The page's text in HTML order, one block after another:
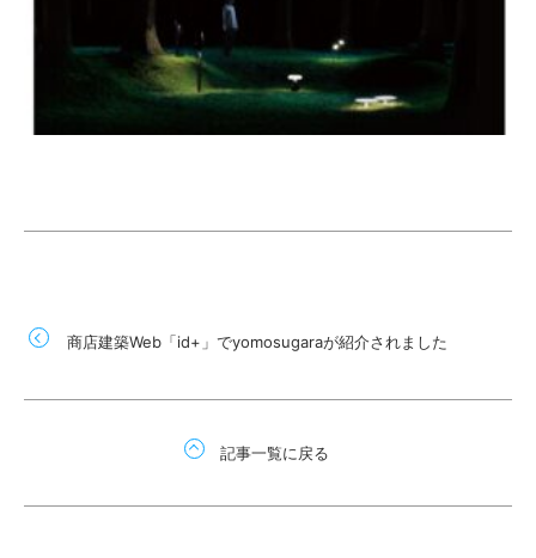
商店建築Web「id+」でyomosugaraが紹介されました
記事一覧に戻る